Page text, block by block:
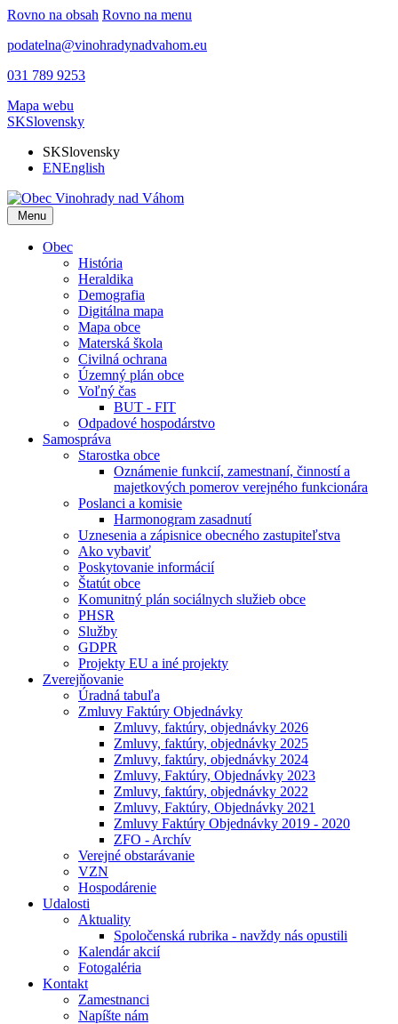
Rovno na obsah Rovno na menu
podatelna@vinohradynadvahom.eu
031 789 9253
Mapa webu
SKSlovensky
SKSlovensky
ENEnglish
Menu
Obec
História
Heraldika
Demografia
Digitálna mapa
Mapa obce
Materská škola
Civilná ochrana
Územný plán obce
Voľný čas
BUT - FIT
Odpadové hospodárstvo
Samospráva
Starostka obce
Oznámenie funkcií, zamestnaní, činností a
majetkových pomerov verejného funkcionára
Poslanci a komisie
Harmonogram zasadnutí
Uznesenia a zápisnice obecného zastupiteľstva
Ako vybaviť
Poskytovanie informácií
Štatút obce
Komunitný plán sociálnych služieb obce
PHSR
Služby
GDPR
Projekty EU a iné projekty
Zverejňovanie
Úradná tabuľa
Zmluvy Faktúry Objednávky
Zmluvy, faktúry, objednávky 2026
Zmluvy, faktúry, objednávky 2025
Zmluvy, faktúry, objednávky 2024
Zmluvy, Faktúry, Objednávky 2023
Zmluvy, faktúry, objednávky 2022
Zmluvy, Faktúry, Objednávky 2021
Zmluvy Faktúry Objednávky 2019 - 2020
ZFO - Archív
Verejné obstarávanie
VZN
Hospodárenie
Udalosti
Aktuality
Spoločenská rubrika - navždy nás opustili
Kalendár akcií
Fotogaléria
Kontakt
Zamestnanci
Napíšte nám